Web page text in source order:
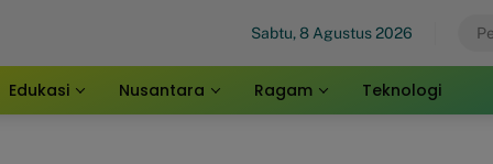
Sabtu, 8 Agustus 2026
Edukasi Nusantara Ragam Teknologi